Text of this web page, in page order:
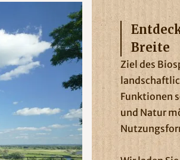
Breite
Ziel des
Funktionen
und Natur